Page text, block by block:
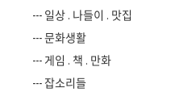
--- 일상 . 나들이 . 맛집
--- 문화생활
--- 게임 . 책 . 만화
--- 잡소리들